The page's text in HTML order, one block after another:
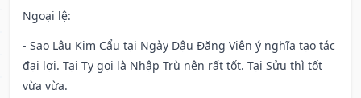
Ngoại lệ:
- Sao Lâu Kim Cẩu tại Ngày Dậu Đăng Viên ý nghĩa tạo tác
đại lợi. Tại Tỵ gọi là Nhập Trù nên rất tốt. Tại Sửu thì tốt
vừa vừa.